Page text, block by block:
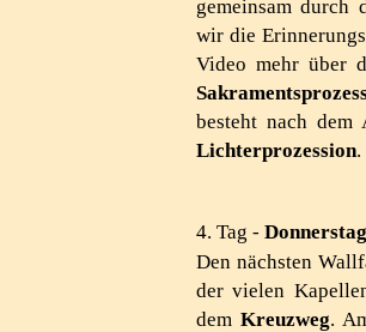
gemeinsam durch
wir die
Video mehr über
besteht nach dem
Lichterprozession
4. Tag -
Den nächsten
der vielen
dem Kreuzweg.